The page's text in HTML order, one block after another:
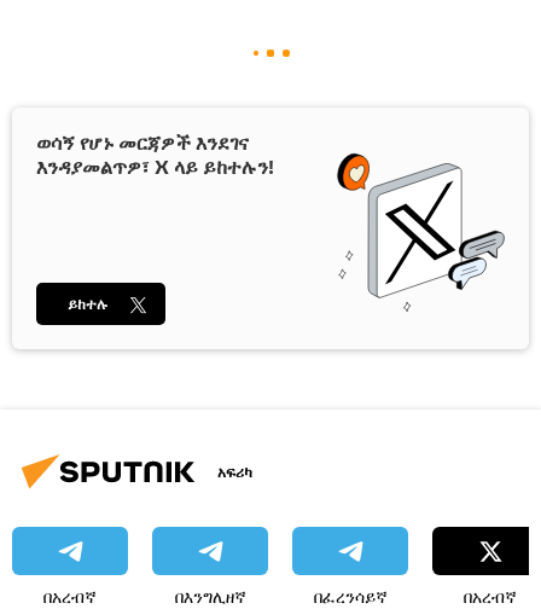
ወሳኝ የሆኑ መርጃዎች እንደገና
እንዳያመልጥዎ፣ X ላይ ይከተሉን!
ይከተሉ
አፍሪካ
በአረብኛ በእንግሊዘኛ በፈረንሳይኛ በአረብኛ